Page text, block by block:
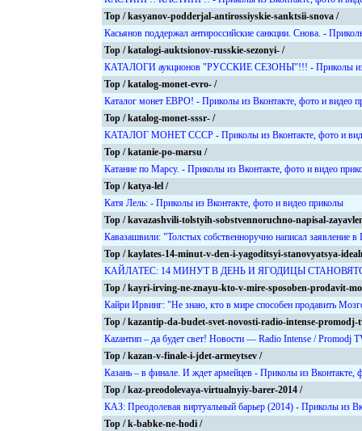
Top / kasyanov-podderjal-antirossiyskie-sanktsii-snova /
Касьянов поддержал антироссийские санкции. Снова. -
Top / katalogi-auktsionov-russkie-sezonyi- /
КАТАЛОГИ аукционов "РУССКИЕ СЕЗОНЫ"!!! - Приколы из
Top / katalog-monet-evro- /
Каталог монет ЕВРО! - Приколы из Вконтакте, фото и видео
Top / katalog-monet-sssr- /
КАТАЛОГ МОНЕТ СССР - Приколы из Вконтакте, фото и
Top / katanie-po-marsu /
Катание по Марсу. - Приколы из Вконтакте, фото и видео
Top / katya-lel /
Катя Лель: - Приколы из Вконтакте, фото и видео приколы
Top / kavazashvili-tolstyih-sobstvennoruchno-napisal-
Кавазашвили: "Толстых собственноручно написал заявление
Top / kaylates-14-minut-v-den-i-yagoditsyi-stanovyatsya-
КАЙЛАТЕС: 14 МИНУТ В ДЕНЬ И ЯГОДИЦЫ СТАНОВЯТСЯ
Top / kayri-irving-ne-znayu-kto-v-mire-sposoben-prodavit-
Кайри Ирвинг: "Не знаю, кто в мире способен продавить
Top / kazantip-da-budet-svet-novosti-radio-intense-promodj-
Каzантип – да будет свет! Новости — Radio Intense /
Top / kazan-v-finale-i-jdet-armeytsev /
Казань – в финале. И ждет армейцев - Приколы из Вконтакте,
Top / kaz-preodolevaya-virtualnyiy-barer-2014 /
КАЗ: Преодолевая виртуальный барьер (2014) - Приколы из
Top / k-babke-ne-hodi /